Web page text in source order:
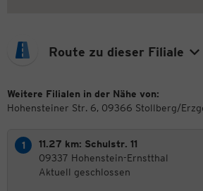
Route zu dieser Filiale
Weitere Filialen in der Nähe von:
Hohensteiner Str. 6, 09366 Stollberg/
11.27 km: Schulstr. 11
09337 Hohenstein-Ernstthal
Aktuell geschlossen